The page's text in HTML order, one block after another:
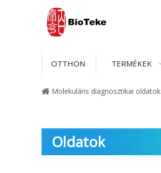
OTTHON TERMÉKEK
Molekuláris diagnosztikai oldatok
Oldatok